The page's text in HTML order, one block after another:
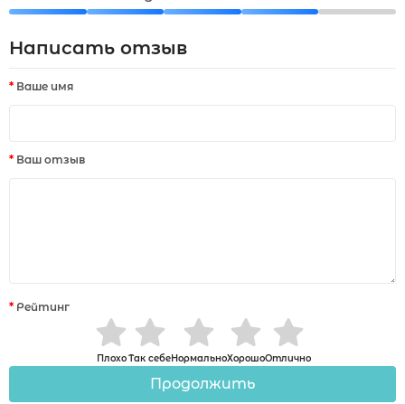
Написать отзыв
Ваше имя
Ваш отзыв
Рейтинг
ПлохоТак себеНормальноХорошоОтлично
Продолжить